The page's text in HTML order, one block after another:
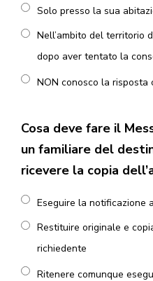
Solo presso la sua
Nell’ambito del territorio
dopo aver tentato la
NON conosco la risposta
Cosa deve fare il
un familiare del
ricevere la copia
Eseguire la notificazione
Restituire originale e
richiedente
Ritenere comunque